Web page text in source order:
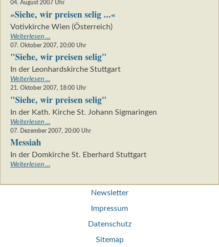
wir
preisen
selig
...«
04. August 2007 Uhr
»Siehe, wir preisen selig ...«
Votivkirche Wien (Österreich)
Weiterlesen …
wir
preisen
selig
...«
07. Oktober 2007, 20:00 Uhr
"Siehe, wir preisen selig"
In der Leonhardskirche Stuttgart
Weiterlesen …"Siehe,
wir
preisen
selig"
21. Oktober 2007, 18:00 Uhr
"Siehe, wir preisen selig"
In der Kath. Kirche St. Johann Sigmaringen
Weiterlesen …
wir
07. Dezember 2007, 20:00 Uhr
Messiah
In der Domkirche St. Eberhard Stuttgart
Weiterlesen …Messiah
Newsletter
Impressum
Datenschutz
Sitemap